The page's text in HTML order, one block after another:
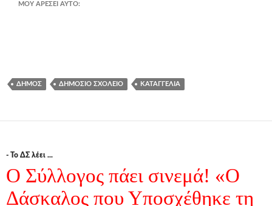
ΜΟΥ ΑΡΈΣΕΙ ΑΥΤΌ:
ΔΉΜΟΣ ΔΗΜΌΣΙΟ ΣΧΟΛΕΊΟ ΚΑΤΑΓΓΕΛΊΑ
- Το ΔΣ λέει ...
Ο Σύλλογος πάει σινεμά! «Ο
Δάσκαλος που Υποσχέθηκε τη